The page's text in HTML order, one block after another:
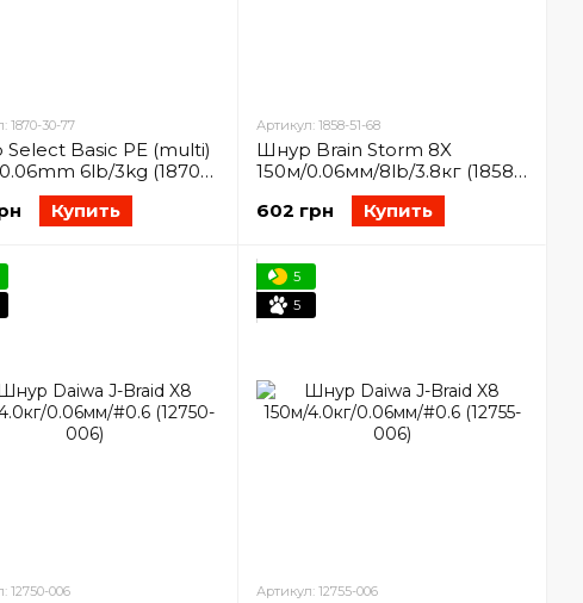
1870-30-77
Basic PE (multi)
6lb/3kg (1870-
Купить
Артикул: 1858-51-68
Шнур Brain Storm 8X
150м/0.06мм/8lb/3.8кг (1858-
602 грн Купить
12750-006
5
5
Артикул: 12755-006